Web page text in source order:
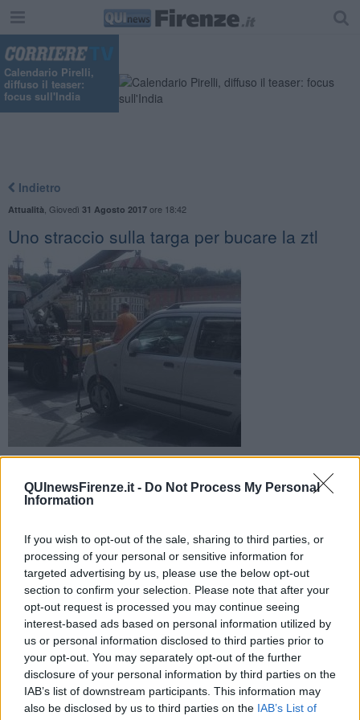
QUInewsFirenze.it - Do Not Process My Personal
Information
If you wish to opt-out of the sale, sharing to third parties, or
processing of your personal or sensitive information for
targeted advertising by us, please use the below opt-out
section to confirm your selection. Please note that after your
opt-out request is processed you may continue seeing
interest-based ads based on personal information utilized by
us or personal information disclosed to third parties prior to
your opt-out. You may separately opt-out of the further
disclosure of your personal information by third parties on the
IAB’s list of downstream participants. This information may
also be disclosed by us to third parties on the IAB’s List of
Calendario Pirelli,
diffuso il teaser:
focus sull'India
Indietro
Attualità Giovedì 31 Agosto 2017ore 18:42
Uno straccio sulla targa per bucare la ztl
Con lo stratagemma un automobilista indisciplinato è entrato
e uscito dieci volte dalla zona a traffico limitato. Non aveva
nemmeno l'assicurazione
FIRENZE — Per almeno dieci volte ha fatto come se laztl non
esistesse. Il tutto mettendo un semplice straccio sulla targa per
evitare che la telecamera potesse immortalarla.
Gli accertamenti, però, sono comunque andati avanti e gli agenti
sono riusciti a isolare alcune immagini dell'auto. Alla fine la
macchina è stata individuata parcheggiata lungo l'Arno a poca
distanza dalle
strisce pedonali. Dai controlli è emerso anche che,